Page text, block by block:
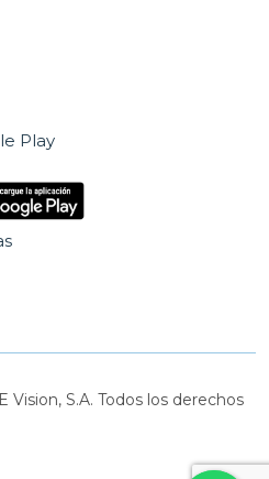
Play
S.A. Todos los derechos